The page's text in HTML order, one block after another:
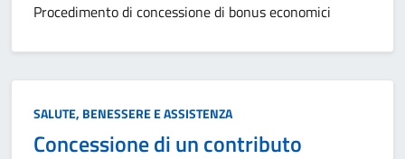
Procedimento di concessione di bonus economici
Categoria:
SALUTE, BENESSERE E ASSISTENZA
Concessione di un contributo